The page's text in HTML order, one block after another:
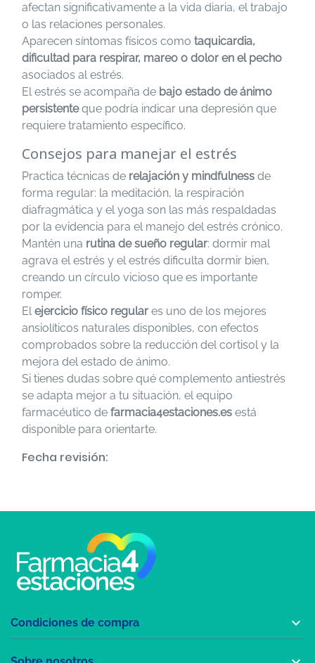
afectan significativamente a la vida diaria, el trabajo
o las relaciones personales.
Aparecen síntomas físicos como taquicardia,
dificultad para respirar, mareo o dolor en el pecho
asociados al estrés.
El estrés se acompaña de bajo estado de ánimo
persistenteque podría indicar una depresión que
requiere tratamiento específico.
Consejos para manejar el estrés
Practica técnicas de relajación y mindfulness de
forma regular: la meditación, la respiración
diafragmática y el yoga son las más respaldadas
por la evidencia para el manejo del estrés crónico.
Mantén una rutina de sueño regular: dormir mal
agrava el estrés y el estrés dificulta dormir bien,
creando un círculo vicioso que es importante
romper.
Elejercicio físico regular es uno de los mejores
ansiolíticos naturales disponibles, con efectos
comprobados sobre la reducción del cortisol y la
mejora del estado de ánimo.
Si tienes dudas sobre qué complemento antiestrés
se adapta mejor a tu situación, el equipo
farmacéutico de farmacia4estaciones.es está
disponible para orientarte.
Fecha revisión:
Condiciones de compra 